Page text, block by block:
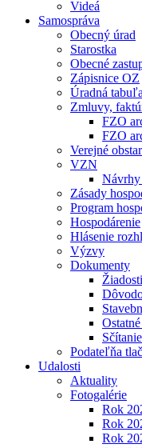
Videá
Samospráva
Obecný úrad
Starostka
Obecné
Zápisnice OZ
Úradná tabuľa
Zmluvy,
FZO
FZO
Verejné
VZN
Zásady
Program
Hospodárenie
Hlásenie
Výzvy
Dokumenty
Podateľňa
Udalosti
Aktuality
Fotogalérie
Rok
Rok
Rok